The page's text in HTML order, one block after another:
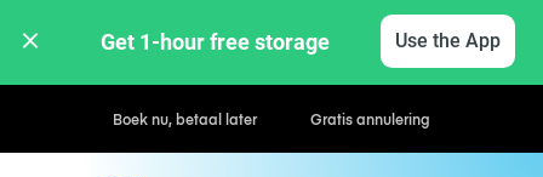
Get 1-hour free storage Use the App
Uur- / dagtarieven